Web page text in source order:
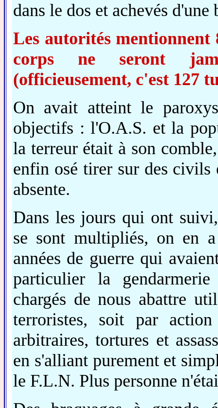
dans le dos et achevés d'une
Les autorités mentionnent
corps ne seront
(officieusement, c'est 127
On avait atteint le
objectifs : l'O.A.S. et la
la terreur était à son
enfin osé tirer sur des civils
absente.
Dans les jours qui ont
se sont multipliés, on en
années de guerre qui
particulier la
chargés de nous abattre
terroristes, soit par action
arbitraires, tortures et
en s'alliant purement et
le F.L.N. Plus personne